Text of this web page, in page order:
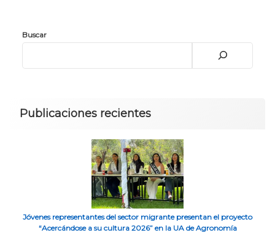
Buscar
Publicaciones recientes
Jóvenes representantes del sector migrante presentan el proyecto
“Acercándose a su cultura 2026” en la UA de Agronomía